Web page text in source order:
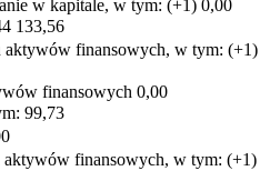
w kapitale, w tym: (+1) 0,00
133,56
aktywów finansowych, w tym: (+1)
finansowych 0,00
99,73
aktywów finansowych, w tym: (+1)